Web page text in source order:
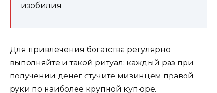
изобилия.
Для привлечения богатства регулярно
выполняйте и такой ритуал: каждый раз при
получении денег стучите мизинцем правой
руки по наиболее крупной купюре.